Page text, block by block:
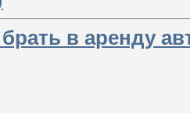
в аренду